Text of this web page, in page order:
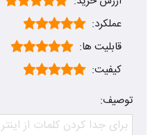
عملکرد:
قابلیت ها:
کیفیت:
توصیف: